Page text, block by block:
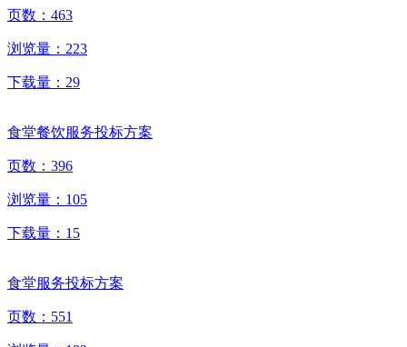
页数： 463
浏览量： 223
下载量： 29
食堂餐饮服务投标方案
页数： 396
浏览量： 105
下载量： 15
食堂服务投标方案
页数： 551